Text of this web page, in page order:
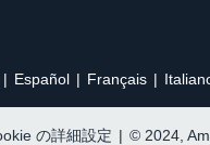
Español Français
の詳細設定 | © 2024,